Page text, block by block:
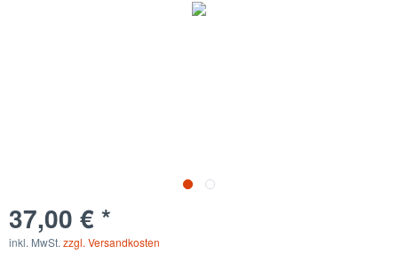
37,00 € *
inkl. MwSt. zzgl. Versandkosten